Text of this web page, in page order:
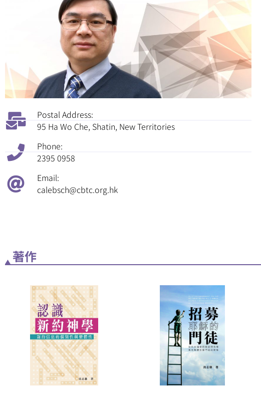
Postal Address:
95 Ha Wo Che, Shatin, New Territories
Phone:
2395 0958
Email:
calebsch@cbtc.org.hk
著作